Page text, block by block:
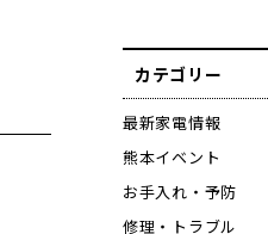
カテゴリー
最新家電情報
熊本イベント
お手入れ・予防
修理・トラブル